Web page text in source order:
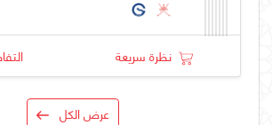
نظرة سريعة
عرض الكل